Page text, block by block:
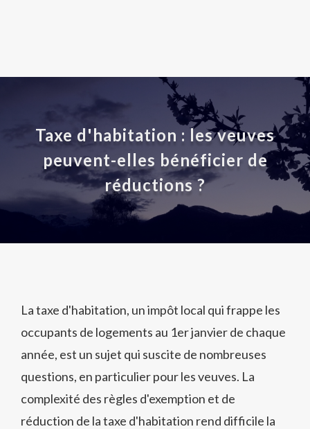
Taxe d'habitation : les veuves
peuvent-elles bénéficier de
réductions ?
La taxe d'habitation, un impôt local qui frappe les
occupants de logements au 1er janvier de chaque
année, est un sujet qui suscite de nombreuses
questions, en particulier pour les veuves. La
complexité des règles d'exemption et de
réduction de la taxe d'habitation rend difficile la